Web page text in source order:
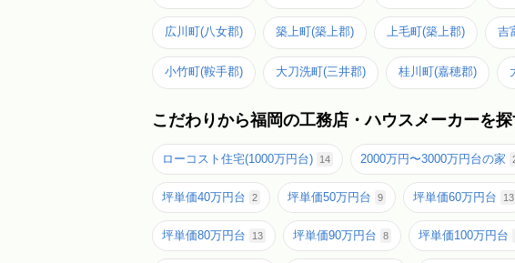
広川町(八女郡) 築上町(築上郡) 上毛町(築上郡) 吉
小竹町(鞍手郡) 大刀洗町(三井郡) 桂川町(嘉穂郡)
こだわりから福岡の工務店・ハウスメーカーを
ローコスト住宅(1000万円台) 14 2000万円〜3000万円台の家
坪単価40万円台 2 坪単価50万円台 9 坪単価60万円台 13
坪単価80万円台 13 坪単価90万円台 8 坪単価100万円台